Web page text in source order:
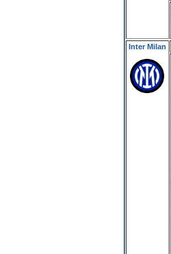
Inter Milan